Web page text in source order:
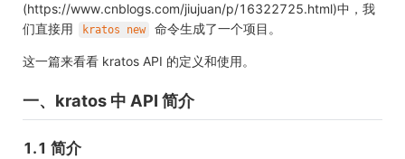
(https://www.cnblogs.com/jiujuan/p/16322725.html)中，我
们直接用
kratos new 命令生成了一个项目。
这一篇来看看 kratos API 的定义和使用。
一、kratos 中 API 简介
1.1 简介